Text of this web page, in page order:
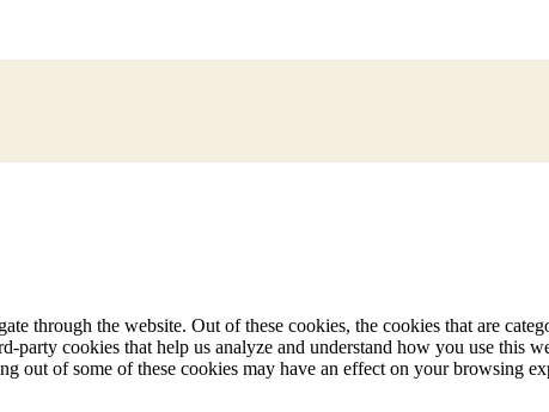
through the website. Out of these cookies, the cookies that are
party cookies that help us analyze and understand how you use this
out of some of these cookies may have an effect on your browsing